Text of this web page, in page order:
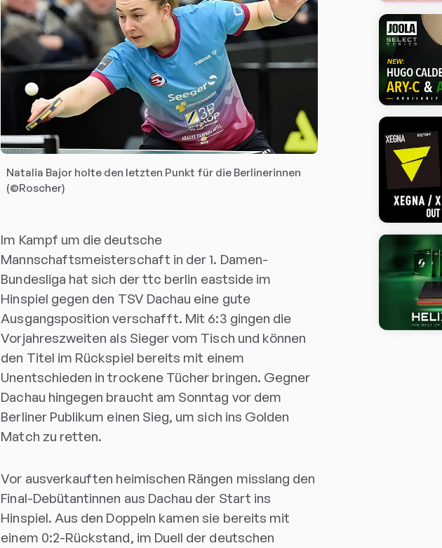
Natalia Bajor holte den letzten Punkt für die Berlinerinnen
(©Roscher)
Im Kampf um die deutsche
Mannschaftsmeisterschaft in der 1. Damen-
Bundesliga hat sich der ttc berlin eastside im
Hinspiel gegen den TSV Dachau eine gute
Ausgangsposition verschafft. Mit 6:3 gingen die
Vorjahreszweiten als Sieger vom Tisch und können
den Titel im Rückspiel bereits mit einem
Unentschieden in trockene Tücher bringen. Gegner
Dachau hingegen braucht am Sonntag vor dem
Berliner Publikum einen Sieg, um sich ins Golden
Match zu retten.
Vor ausverkauften heimischen Rängen misslang den
Final-Debütantinnen aus Dachau der Start ins
Hinspiel. Aus den Doppeln kamen sie bereits mit
einem 0:2-Rückstand, im Duell der deutschen